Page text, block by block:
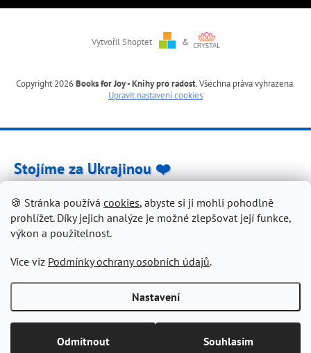
🍪 Stránka používá cookies, abyste si ji mohli pohodlně
prohlížet. Díky jejich analýze je možné zlepšovat její funkce,
výkon a použitelnost.
Více viz Podmínky ochrany osobních údajů.
Nastavení
Odmítnout Souhlasím
Vytvořil Shoptet &
Copyright 2026Books for Joy - Knihy pro radost . Všechna práva vyhrazena.
Upravit nastavení cookies
Stojíme za Ukrajinou ❤️
Jak a čím pomoci »